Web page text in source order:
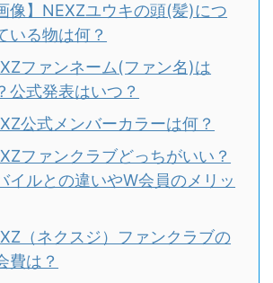
像】NEXZユウキの頭(髪)につ
いる物は何？
ファンネーム(ファン名)は
公式発表はいつ？
公式メンバーカラーは何？
ファンクラブどっちがいい？
イルとの違いやW会員のメリッ
（ネクスジ）ファンクラブの
費は？